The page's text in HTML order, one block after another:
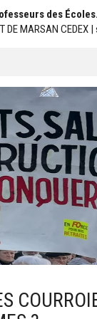
des
MARSAN CEDEX